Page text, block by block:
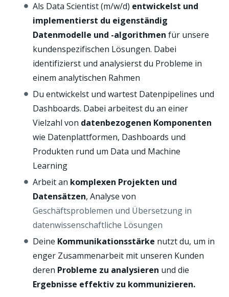
Als Data Scientist (m/w/d) entwickelst und
implementierst du eigenständig
Datenmodelle und -algorithmen für unsere
kundenspezifischen Lösungen. Dabei
identifizierst und analysierst du Probleme in
einem analytischen Rahmen
Du entwickelst und wartest Datenpipelines und
Dashboards. Dabei arbeitest du an einer
Vielzahl von datenbezogenen Komponenten
wie Datenplattformen, Dashboards und
Produkten rund um Data und Machine
Learning
Arbeit an komplexen Projekten und
Datensätzen, Analyse von
Geschäftsproblemen und Übersetzung in
datenwissenschaftliche Lösungen
Deine Kommunikationsstärke nutzt du, um in
enger Zusammenarbeit mit unseren Kunden
deren Probleme zu analysieren und die
Ergebnisse effektiv zu kommunizieren.